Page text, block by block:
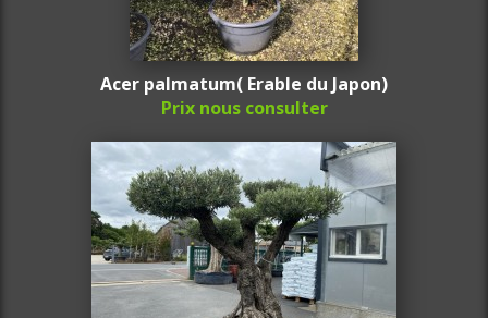
Acer palmatum( Erable du Japon)
Prix nous consulter